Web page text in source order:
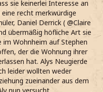
sie keinerlei Interesse an
recht merkwürdige
Daniel Derrick ( @Claire
übermäßig höfliche Art sie
Wohnheim auf Stephen
der die Wohnung ihrer
hat. Alys Neugierde
leider wollten weder
zueinander aus dem